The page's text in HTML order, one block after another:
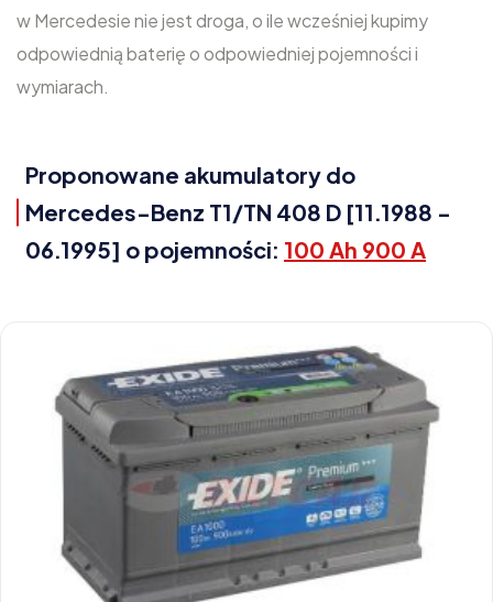
w Mercedesie nie jest droga, o ile wcześniej kupimy
odpowiednią baterię o odpowiedniej pojemności i
wymiarach.
Proponowane akumulatory do
Mercedes-Benz T1/TN 408 D [11.1988 -
06.1995] o pojemności: 100 Ah 900 A